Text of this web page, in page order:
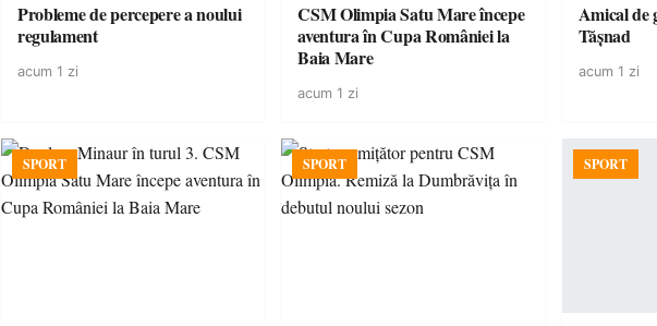
Probleme de percepere a noului
regulament
acum 1 zi
CSM Olimpia Satu Mare începe
aventura în Cupa României la
Baia Mare
acum 1 zi
Amical de
Tășnad
acum 1 zi
SPORT SPORT SPORT